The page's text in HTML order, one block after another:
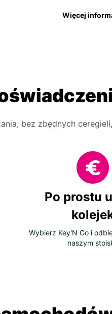
Więcej
bez zbędnych
Po prostu
Wybierz Key'N Go i
naszym